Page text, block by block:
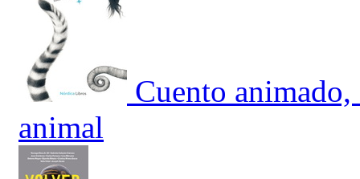
Cuento
animal